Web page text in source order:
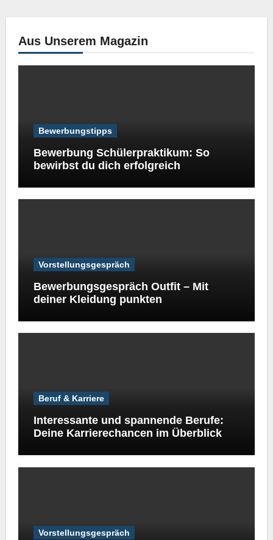
Aus Unserem Magazin
Bewerbungstipps
Bewerbung Schülerpraktikum: So
bewirbst du dich erfolgreich
Vorstellungsgespräch
Bewerbungsgespräch Outfit – Mit
deiner Kleidung punkten
Beruf & Karriere
Interessante und spannende Berufe:
Deine Karrierechancen im Überblick
Vorstellungsgespräch